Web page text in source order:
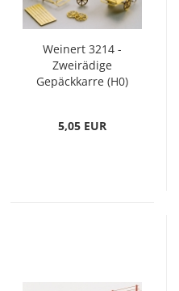
Weinert 3214 -
Zweirädige
Gepäckkarre (H0)
5,05 EUR